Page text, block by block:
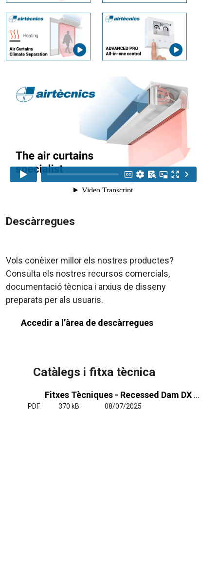
Descàrregues
Vols conèixer millor els nostres productes?
Consulta els nostres recursos comercials,
documentació tècnica i arxius de disseny
preparats per als usuaris.
Accedir a l’àrea de descàrregues
Catàlegs i fitxa tècnica
Fitxes Tècniques - Recessed Dam DX LG 1_1 y VRF
PDF 370 kB 08/07/2025